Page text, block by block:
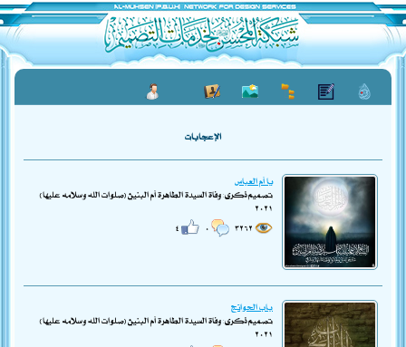
الإعجابات
يا أم العباس
تصميم ذكرى: وفاة السيدة الطاهرة أم البنين (صلوات الله وسلامه عليها)
٢٠٢١
باب الحوائج
تصميم ذكرى: وفاة السيدة الطاهرة أم البنين (صلوات الله وسلامه عليها)
٢٠٢١